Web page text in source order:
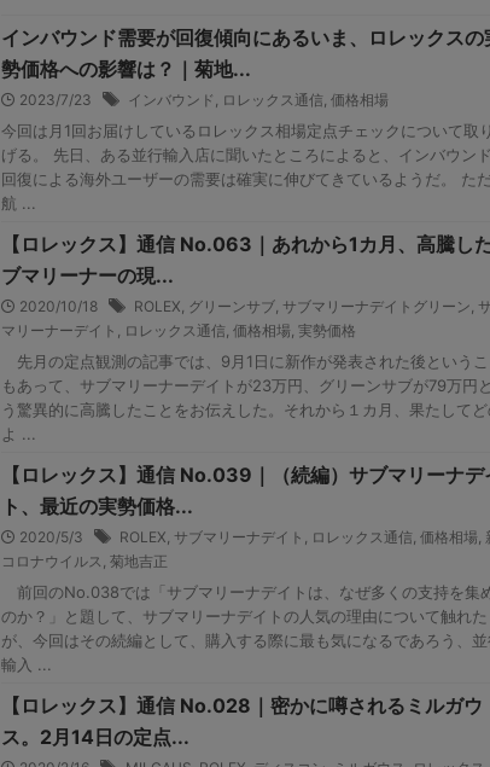
インバウンド需要が回復傾向にあるいま、ロレックスの
勢価格への影響は？｜菊地...
2023/7/23 インバウンド , ロレックス通信, 価格相場
今回は月1回お届けしているロレックス相場定点チェックについて取
げる。 先日、ある並行輸入店に聞いたところによると、インバウン
回復による海外ユーザーの需要は確実に伸びてきているようだ。 た
航 ...
【ロレックス】通信 No.063｜あれから1カ月、高騰し
ブマリーナーの現...
2020/10/18 ROLEX, グリーンサブ, サブマリーナデイトグリーン,
マリーナーデイト , ロレックス通信, 価格相場, 実勢価格
先月の定点観測の記事では、9月1日に新作が発表された後というこ
もあって、サブマリーナーデイトが23万円、グリーンサブが79万円
う驚異的に高騰したことをお伝えした。それから１カ月、果たして
よ ...
【ロレックス】通信 No.039｜（続編）サブマリーナデ
ト、最近の実勢価格...
2020/5/3 ROLEX, サブマリーナデイト , ロレックス通信, 価格相場,
コロナウイルス , 菊地吉正
前回のNo.038では「サブマリーナデイトは、なぜ多くの支持を集
のか？」と題して、サブマリーナデイトの人気の理由について触れた
が、今回はその続編として、購入する際に最も気になるであろう、
輸入 ...
【ロレックス】通信 No.028｜密かに噂されるミルガウ
ス。2月14日の定点...